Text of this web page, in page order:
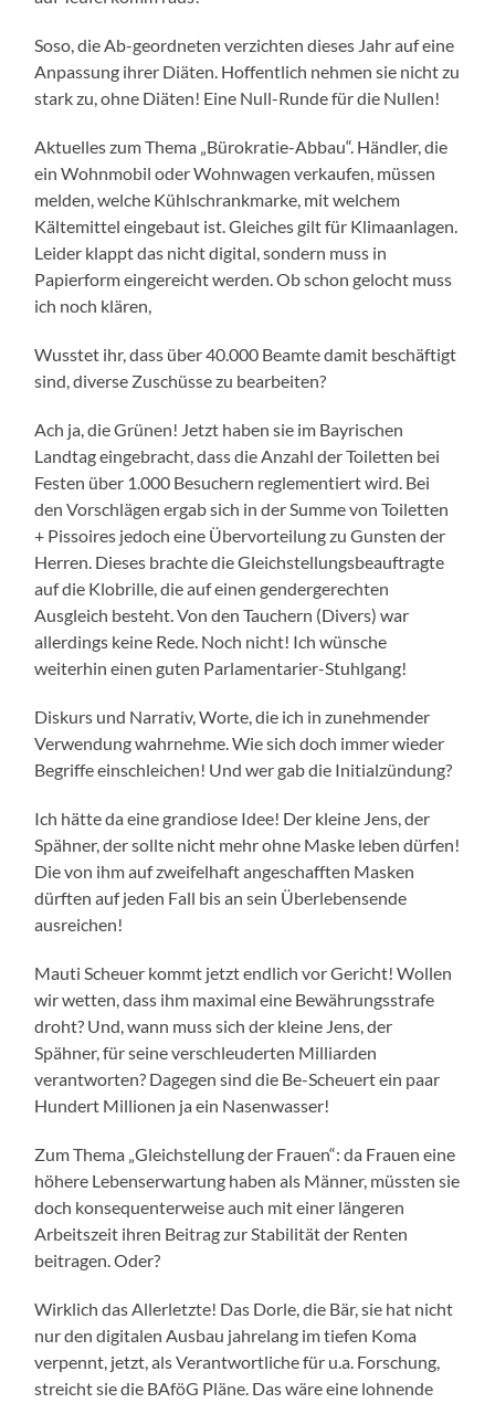
Soso, die Ab-geordneten verzichten dieses Jahr auf eine
Anpassung ihrer Diäten. Hoffentlich nehmen sie nicht zu
stark zu, ohne Diäten! Eine Null-Runde für die Nullen!
Aktuelles zum Thema „Bürokratie-Abbau“. Händler, die
ein Wohnmobil oder Wohnwagen verkaufen, müssen
melden, welche Kühlschrankmarke, mit welchem
Kältemittel eingebaut ist. Gleiches gilt für Klimaanlagen.
Leider klappt das nicht digital, sondern muss in
Papierform eingereicht werden. Ob schon gelocht muss
ich noch klären,
Wusstet ihr, dass über 40.000 Beamte damit beschäftigt
sind, diverse Zuschüsse zu bearbeiten?
Ach ja, die Grünen! Jetzt haben sie im Bayrischen
Landtag eingebracht, dass die Anzahl der Toiletten bei
Festen über 1.000 Besuchern reglementiert wird. Bei
den Vorschlägen ergab sich in der Summe von Toiletten
+ Pissoires jedoch eine Übervorteilung zu Gunsten der
Herren. Dieses brachte die Gleichstellungsbeauftragte
auf die Klobrille, die auf einen gendergerechten
Ausgleich besteht. Von den Tauchern (Divers) war
allerdings keine Rede. Noch nicht! Ich wünsche
weiterhin einen guten Parlamentarier-Stuhlgang!
Diskurs und Narrativ, Worte, die ich in zunehmender
Verwendung wahrnehme. Wie sich doch immer wieder
Begriffe einschleichen! Und wer gab die Initialzündung?
Ich hätte da eine grandiose Idee! Der kleine Jens, der
Spähner, der sollte nicht mehr ohne Maske leben dürfen!
Die von ihm auf zweifelhaft angeschafften Masken
dürften auf jeden Fall bis an sein Überlebensende
ausreichen!
Mauti Scheuer kommt jetzt endlich vor Gericht! Wollen
wir wetten, dass ihm maximal eine Bewährungsstrafe
droht? Und, wann muss sich der kleine Jens, der
Spähner, für seine verschleuderten Milliarden
verantworten? Dagegen sind die Be-Scheuert ein paar
Hundert Millionen ja ein Nasenwasser!
Zum Thema „Gleichstellung der Frauen“: da Frauen eine
höhere Lebenserwartung haben als Männer, müssten sie
doch konsequenterweise auch mit einer längeren
Arbeitszeit ihren Beitrag zur Stabilität der Renten
beitragen. Oder?
Wirklich das Allerletzte! Das Dorle, die Bär, sie hat nicht
nur den digitalen Ausbau jahrelang im tiefen Koma
verpennt, jetzt, als Verantwortliche für u.a. Forschung,
streicht sie die BAföG Pläne. Das wäre eine lohnende